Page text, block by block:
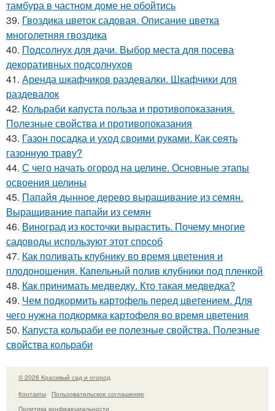
тамбура в частном доме не обойтись
39. Гвоздика цветок садовая. Описание цветка
многолетняя гвоздика
40. Подсолнух для дачи. Выбор места для посева
декоративных подсолнухов
41. Аренда шкафчиков раздевалки. Шкафчики для
раздевалок
42. Кольраби капуста польза и противопоказания.
Полезные свойства и противопоказания
43. Газон посадка и уход своими руками. Как сеять
газонную траву?
44. С чего начать огород на целине. Основные этапы
освоения целины
45. Папайя дынное дерево выращивание из семян.
Выращивание папайи из семян
46. Виноград из косточки вырастить. Почему многие
садоводы используют этот способ
47. Как поливать клубнику во время цветения и
плодоношения. Капельный полив клубники под пленкой
48. Как принимать медведку. Кто такая медведка?
49. Чем подкормить картофель перед цветением. Для
чего нужна подкормка картофеля во время цветения
50. Капуста кольраби ее полезные свойства. Полезные
свойства кольраби
© 2026 Красивый сад и огород
Контакты
Пользовательское соглашение
Политика конфидециальности